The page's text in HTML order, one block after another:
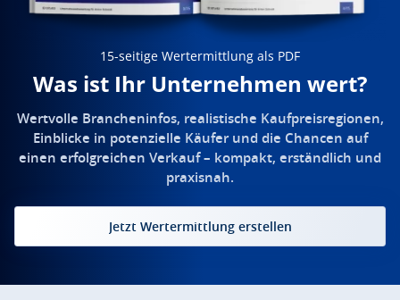
15-seitige Wertermittlung als PDF
Was ist Ihr Unternehmen wert?
Wertvolle Brancheninfos, realistische Kaufpreisregionen,
Einblicke in potenzielle Käufer und die Chancen auf
einen erfolgreichen Verkauf – kompakt, erständlich und
praxisnah.
Jetzt Wertermittlung erstellen